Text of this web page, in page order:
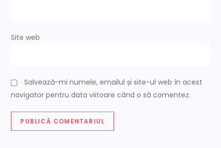
l
Site web
Salvează-mi numele, emailul și site-ul web în acest
navigator pentru data viitoare când o să comentez.